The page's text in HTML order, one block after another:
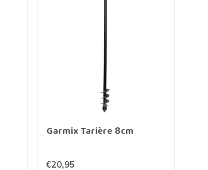
Garmix Tarière 8cm
€20,95